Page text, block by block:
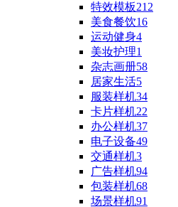
特效模板212
美食餐饮16
运动健身4
美妆护理1
杂志画册58
居家生活5
服装样机34
卡片样机22
办公样机37
电子设备49
交通样机3
广告样机94
包装样机68
场景样机91